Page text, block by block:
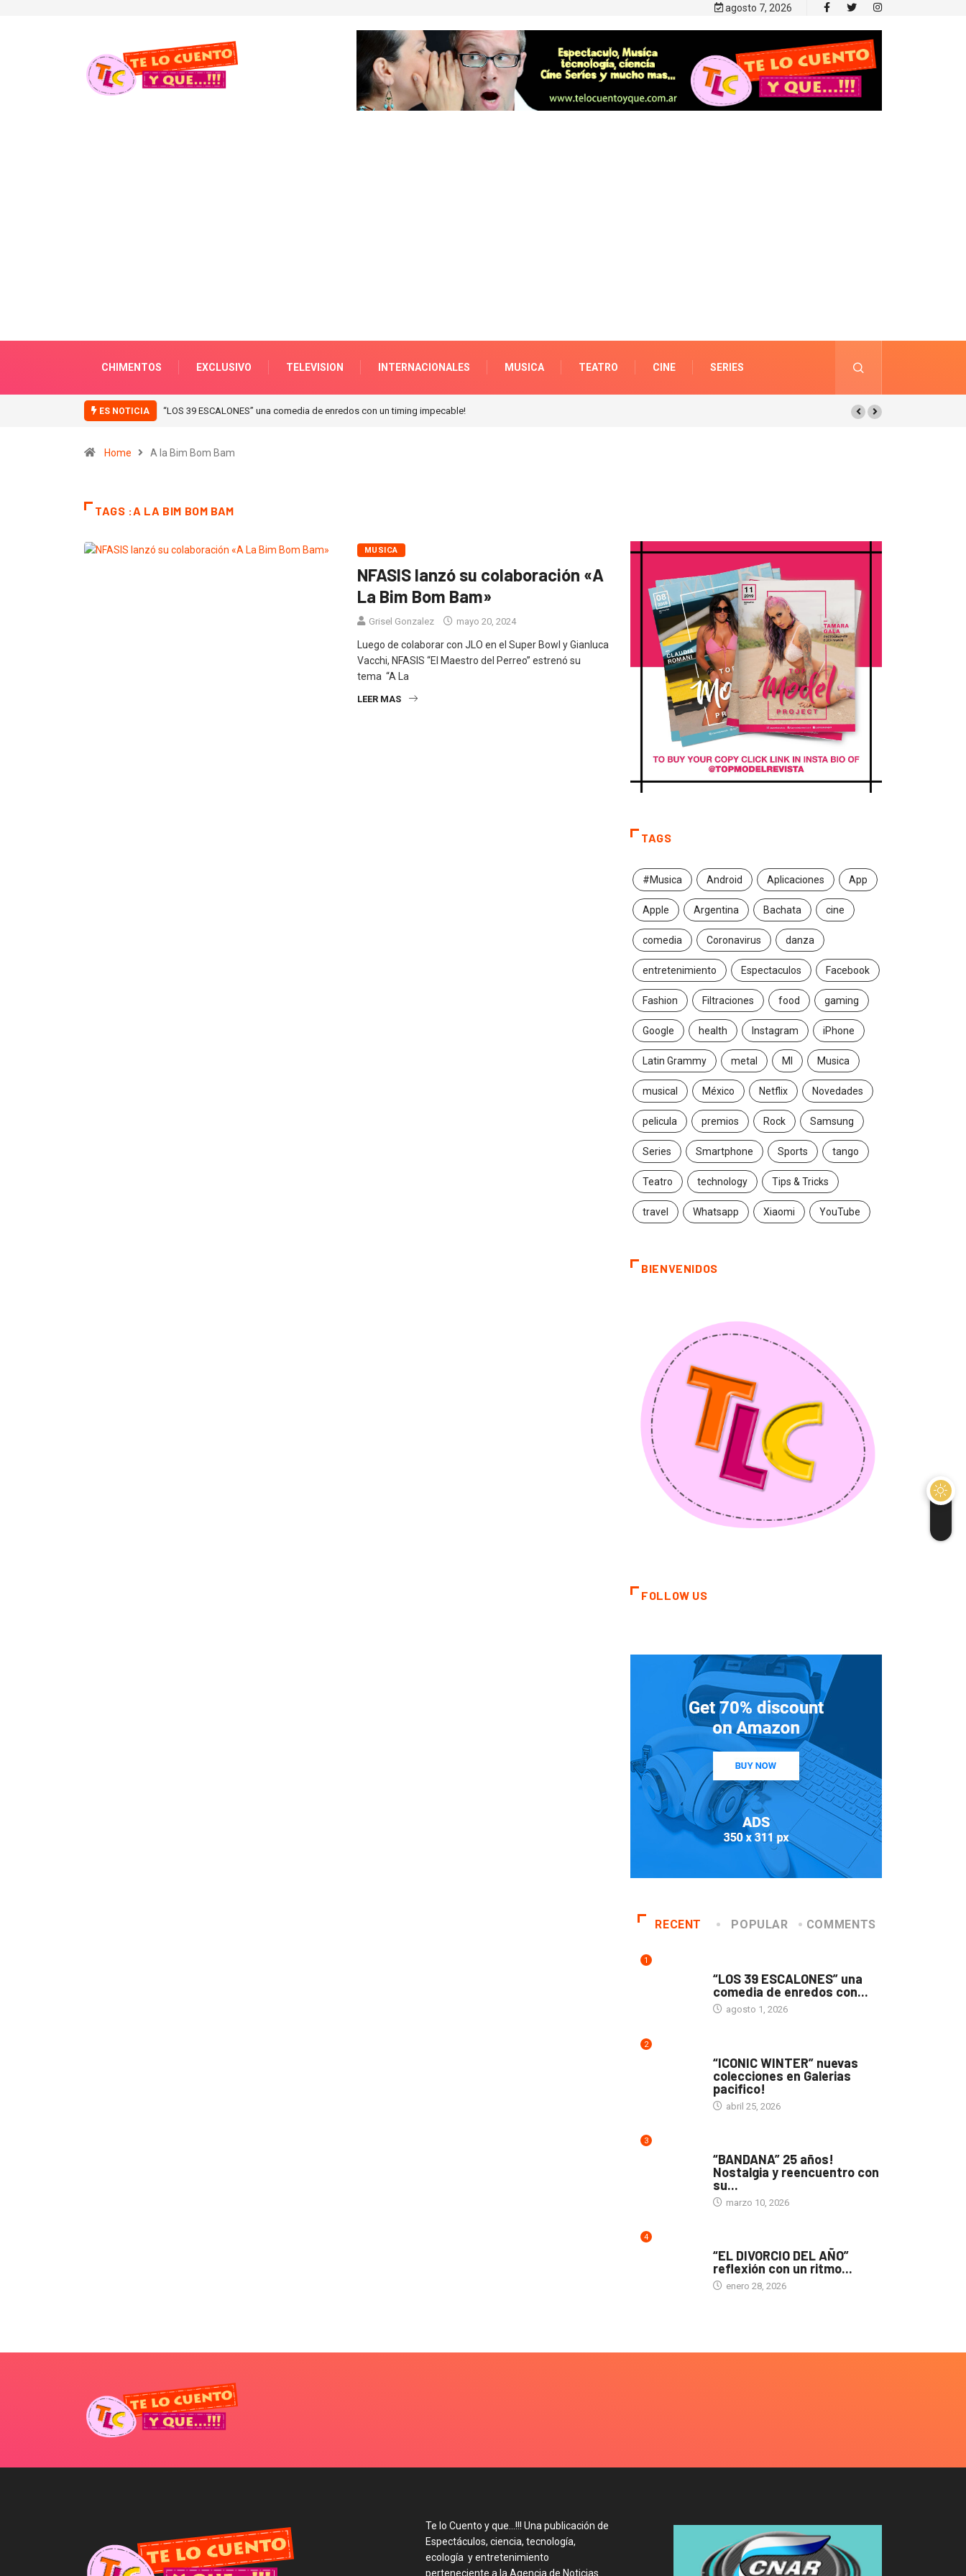
agosto 7, 2026
CHIMENTOS EXCLUSIVO TELEVISION INTERNACIONALES MUSICA TEATRO CINE SERIES
ES NOTICIA “ICONIC WINTER” nuevas colecciones en Galerias pacifico!
Home A la Bim Bom Bam
TAGS :A LA BIM BOM BAM
MUSICA
NFASIS lanzó su colaboración «A
La Bim Bom Bam»
Grisel Gonzalez mayo 20, 2024
Luego de colaborar con JLO en el Super Bowl y Gianluca
Vacchi, NFASIS “El Maestro del Perreo” estrenó su
tema “A La
LEER MAS
TAGS
#Musica Android Aplicaciones App
Apple Argentina Bachata cine
comedia Coronavirus danza
entretenimiento Espectaculos Facebook
Fashion Filtraciones food gaming
Google health Instagram iPhone
Latin Grammy metal MI Musica
musical México Netflix Novedades
pelicula premios Rock Samsung
Series Smartphone Sports tango
Teatro technology Tips & Tricks
travel Whatsapp Xiaomi YouTube
BIENVENIDOS
FOLLOW US
RECENT POPULAR COMMENTS
1
“LOS 39 ESCALONES” una
comedia de enredos con...
agosto 1, 2026
2
“ICONIC WINTER” nuevas
colecciones en Galerias
pacifico!
abril 25, 2026
3
“BANDANA” 25 años!
Nostalgia y reencuentro con
su...
marzo 10, 2026
4
“EL DIVORCIO DEL AÑO”
reflexión con un ritmo...
enero 28, 2026
Te lo Cuento y que…!!! Una publicación de
Espectáculos, ciencia, tecnología,
ecología y entretenimiento
perteneciente a la Agencia de Noticias